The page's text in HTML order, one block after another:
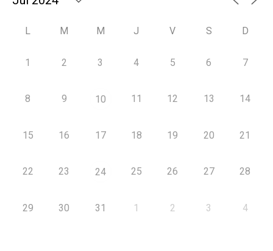
L M M J V S D
1 2 3 4 5 6 7
8 9 10 11 12 13 14
15 16 17 18 19 20 21
22 23 24 25 26 27 28
29 30 31 1 2 3 4